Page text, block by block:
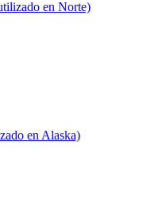
en Norte)
en Alaska)